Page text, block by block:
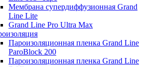
Мембрана супердиффузионная Grand
Line Lite
Grand Line Pro Ultra Max
Пароизоляционная пленка Grand Line
ParoBlock 200
Пароизоляционная пленка Grand Line